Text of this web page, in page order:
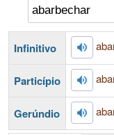
Infinitivo
Particípio
Gerúndio